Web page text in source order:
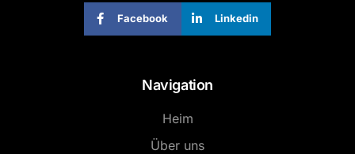
Facebook Linkedin
Navigation
Heim
Über uns